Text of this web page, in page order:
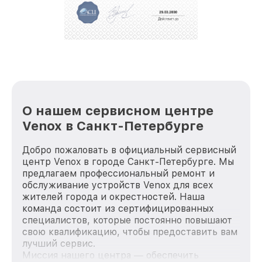
положительные отзывы и обрели отличную
репутацию. Мы постоянно совершенствуемся и
О нашем сервисном центре
Venox в Санкт-Петербурге
Добро пожаловать в официальный сервисный
центр Venox в городе Санкт-Петербурге. Мы
предлагаем профессиональный ремонт и
обслуживание устройств Venox для всех
жителей города и окрестностей. Наша
команда состоит из сертифицированных
специалистов, которые постоянно повышают
свою квалификацию, чтобы предоставить вам
лучший сервис.
Миссия нашего центра — обеспечить